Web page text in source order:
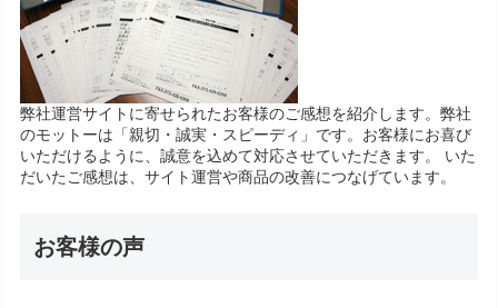
弊社運営サイトに寄せられたお客様のご感想を紹介します。弊社
のモットーは「親切・誠実・スピーディ」です。お客様にお喜び
いただけるように、誠意を込めて対応させていただきます。 いた
だいたご感想は、サイト運営や商品の改善につなげています。
お客様の声